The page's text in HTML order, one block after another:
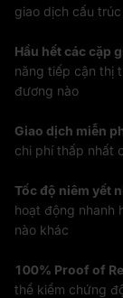
giao dịch cấu
Hầu hết các cặp
năng tiếp cận thị
đương nào
Giao dịch miễn
chi phí thấp nhất
Tốc độ niêm yết
hoạt động nhanh
nào khác
100% Proof of
thể kiểm chứng